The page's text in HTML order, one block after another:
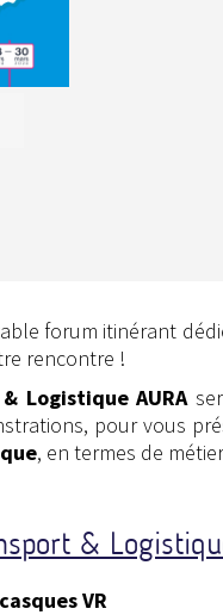
forum itinérant
rencontre !
Logistique AURA
pour vous
, en termes de
&
VR